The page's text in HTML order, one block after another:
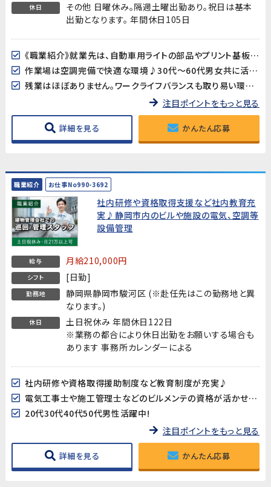
休日
その他 日曜休み。隔週土曜出勤あり。祝日は基本
出勤となります。 年間休日105日
《職業紹介》就業先は、自動車用ライトの部品やプリント基板用端子などを製造している企業です。長期的に安定した就業が見込めます!
作業場は空調完備で快適な環境♪30代～60代男女共に活躍中!
残業はほぼありません。ワークライフバランスも取り易い環境です。
注目ポイントをもっと見る
詳細を見る かんたん応募
職業紹介 お仕事No990-3692
社内研修や資格取得支援など社内教育充
実♪静岡市内のビルや施設の電気、空調等
設備管理
給与 月給210,000円
シフト [日勤]
勤務地
静岡県静岡市駿河区 (※赴任先はこの勤務地と異
なります。)
休日
土日祝休み 年間休日122日
※業務の都合により休日出勤をお願いする場合も
あります 事務所カレンダーによる
社内研修や資格取得援助制度など教育制度が充実♪
電気工事士や施工管理士などのビルメンテの資格が活かせます!
20代30代40代50代男性活躍中!
注目ポイントをもっと見る
詳細を見る かんたん応募